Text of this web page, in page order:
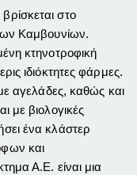
βρίσκεται στο
Καμβουνίων.
κτηνοτροφική
ιδιόκτητες φάρμες.
αγελάδες, καθώς και
με βιολογικές
ένα κλάστερ
και
Α.Ε. είναι μια